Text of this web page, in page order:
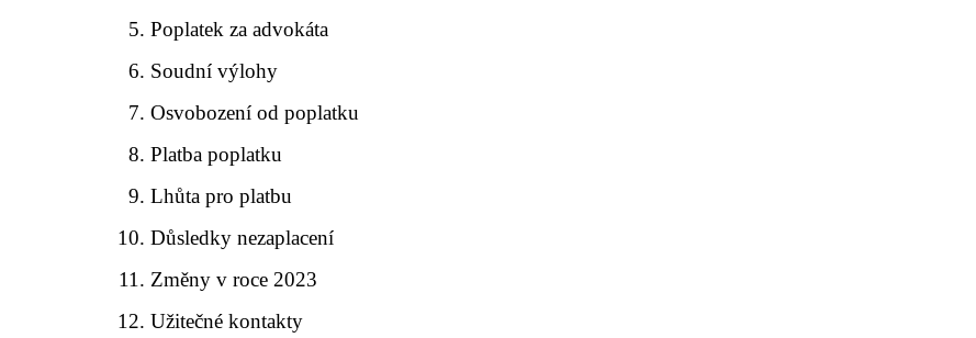
Poplatek za advokáta
Soudní výlohy
Osvobození od poplatku
Platba poplatku
Lhůta pro platbu
Důsledky nezaplacení
Změny v roce 2023
Užitečné kontakty